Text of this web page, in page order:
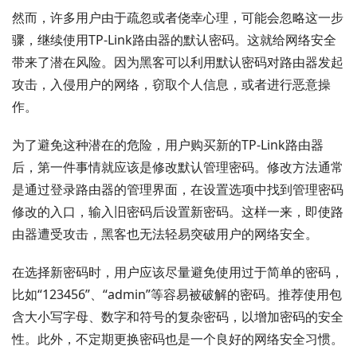
然而，许多用户由于疏忽或者侥幸心理，可能会忽略这一步
骤，继续使用TP-Link路由器的默认密码。这就给网络安全
带来了潜在风险。因为黑客可以利用默认密码对路由器发起
攻击，入侵用户的网络，窃取个人信息，或者进行恶意操
作。
为了避免这种潜在的危险，用户购买新的TP-Link路由器
后，第一件事情就应该是修改默认管理密码。修改方法通常
是通过登录路由器的管理界面，在设置选项中找到管理密码
修改的入口，输入旧密码后设置新密码。这样一来，即使路
由器遭受攻击，黑客也无法轻易突破用户的网络安全。
在选择新密码时，用户应该尽量避免使用过于简单的密码，
比如“123456”、“admin”等容易被破解的密码。推荐使用包
含大小写字母、数字和符号的复杂密码，以增加密码的安全
性。此外，不定期更换密码也是一个良好的网络安全习惯。